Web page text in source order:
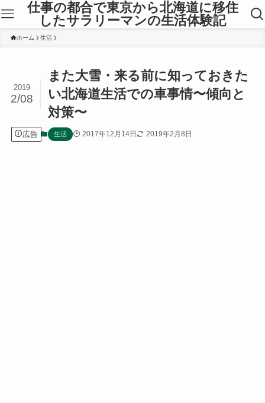
仕事の都合で東京から北海道に移住
したサラリーマンの生活体験記
ホーム 生活
また大雪・来る前に知っておきた
い北海道生活での車事情〜傾向と
対策〜
2019
2/08
広告 生活 2017年12月14日 2019年2月8日